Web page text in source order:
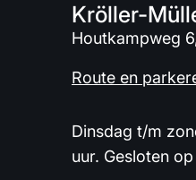
Kröller-
Houtkampweg
Route en
Dinsdag t/m
uur. Gesloten op